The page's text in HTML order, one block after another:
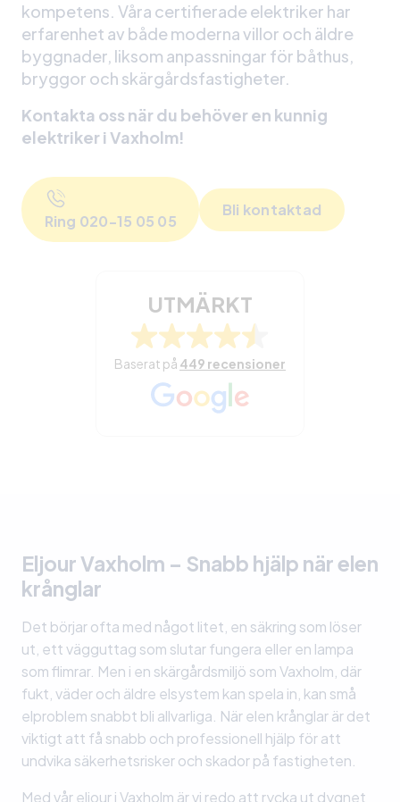
kompetens. Våra certifierade elektriker har
erfarenhet av både moderna villor och äldre
byggnader, liksom anpassningar för båthus,
bryggor och skärgårdsfastigheter.
Kontakta oss när du behöver en kunnig
elektriker i Vaxholm!
Ring 020-15 05 05
Bli kontaktad
UTMÄRKT
Baserat på 449 recensioner
Eljour Vaxholm – Snabb hjälp när elen
krånglar
Det börjar ofta med något litet, en säkring som löser
ut, ett vägguttag som slutar fungera eller en lampa
som flimrar. Men i en skärgårdsmiljö som Vaxholm, där
fukt, väder och äldre elsystem kan spela in, kan små
elproblem snabbt bli allvarliga. När elen krånglar är det
viktigt att få snabb och professionell hjälp för att
undvika säkerhetsrisker och skador på fastigheten.
Med vår eljour i Vaxholm är vi redo att rycka ut dygnet